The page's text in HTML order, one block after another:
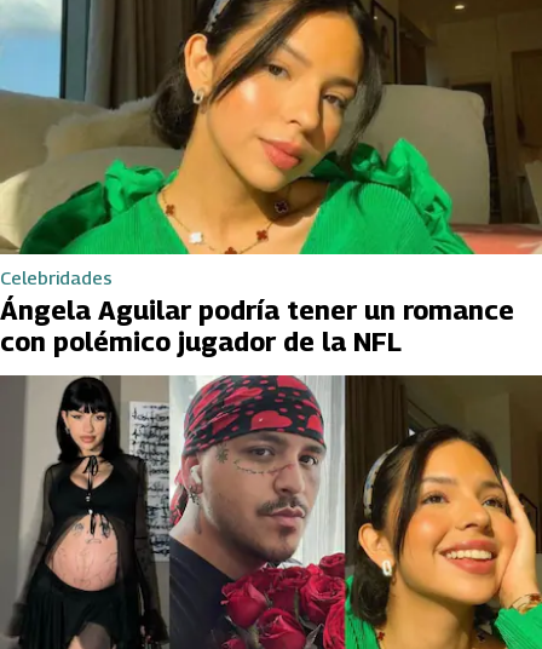
Celebridades
Ángela Aguilar podría tener un romance
con polémico jugador de la NFL